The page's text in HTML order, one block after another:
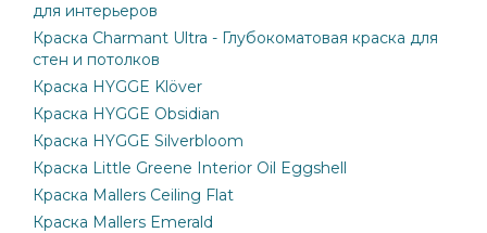
для интерьеров
Краска Charmant Ultra - Глубокоматовая краска для
стен и потолков
Краска HYGGE Klöver
Краска HYGGE Obsidian
Краска HYGGE Silverbloom
Краска Little Greene Interior Oil Eggshell
Краска Mallers Ceiling Flat
Краска Mallers Emerald